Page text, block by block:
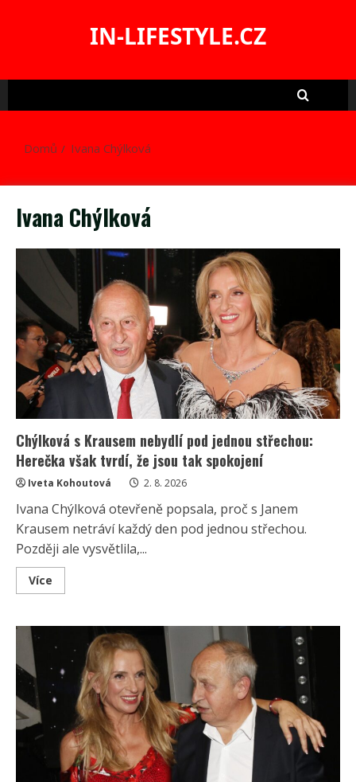
IN-LIFESTYLE.CZ
Domů Ivana Chýlková
Ivana Chýlková
Chýlková s Krausem nebydlí pod jednou střechou:
Herečka však tvrdí, že jsou tak spokojení
Iveta Kohoutová 2. 8. 2026
Ivana Chýlková otevřeně popsala, proč s Janem
Krausem netráví každý den pod jednou střechou.
Později ale vysvětlila,...
Více
more
s
Krausem
nebydlí
pod
jednou
střechou:
Herečka
však
tvrdí,
že
jsou
tak
spokojení